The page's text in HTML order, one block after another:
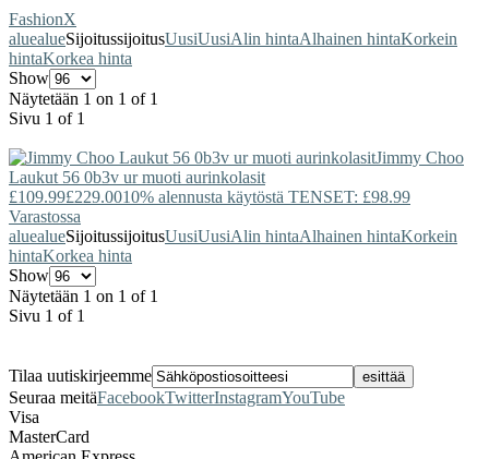
FashionX
aluealueSijoitussijoitusUusiUusiAlin hintaAlhainen hintaKorkein
hintaKorkea hinta
Show
Näytetään 1 on 1 of 1
Sivu 1 of 1
Jimmy Choo
Laukut 56 0b3v ur muoti aurinkolasit
£109.99£229.0010% alennusta käytöstä TENSET: £98.99
Varastossa
aluealueSijoitussijoitusUusiUusiAlin hintaAlhainen hintaKorkein
hintaKorkea hinta
Show
Näytetään 1 on 1 of 1
Sivu 1 of 1
Tilaa uutiskirjeemme
Seuraa meitäFacebookTwitterInstagramYouTube
Visa
MasterCard